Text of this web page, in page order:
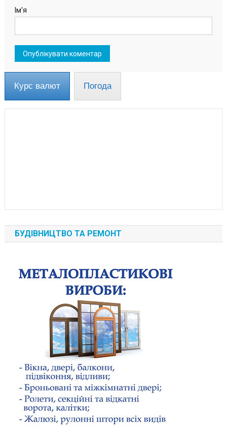
Ім'я
Курс валют Погода
БУДІВНИЦТВО ТА РЕМОНТ